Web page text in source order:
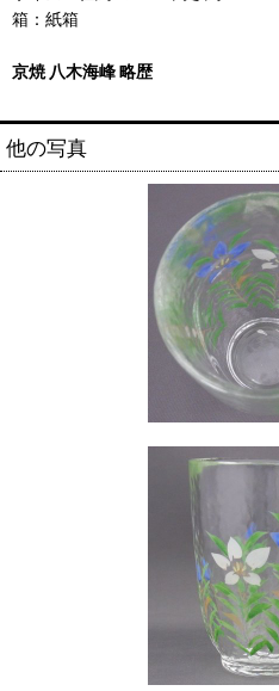
箱：紙箱
京焼 八木海峰 略歴
他の写真